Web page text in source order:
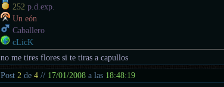
252 p.d.exp.
Un eón
Caballero
cLicK
no me tires flores si te tiras a capullos
Post 2 de4 // 17/01/2008 a las 18:48:19